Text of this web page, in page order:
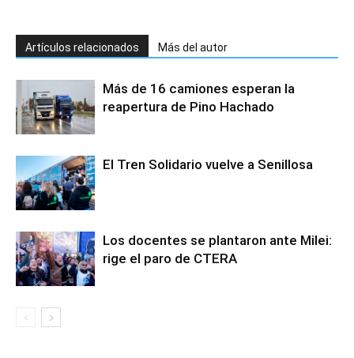
Artículos relacionados Más del autor
Más de 16 camiones esperan la
reapertura de Pino Hachado
El Tren Solidario vuelve a Senillosa
Los docentes se plantaron ante Milei:
rige el paro de CTERA